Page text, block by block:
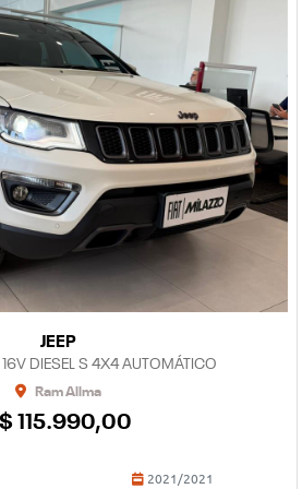
JEEP
DIESEL S 4X4 AUTOMÁTICO
Ram Allma
115.990,00
2021/2021